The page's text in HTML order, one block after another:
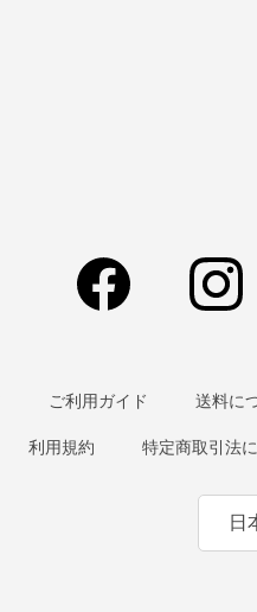
ご利用ガイド 送料に
利用規約 特定商取引法
日